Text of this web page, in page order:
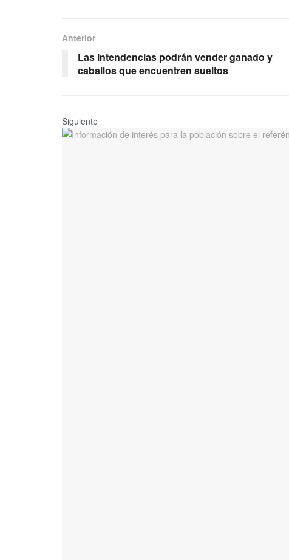
Anterior
Las intendencias podrán vender ganado y
caballos que encuentren sueltos
Siguiente